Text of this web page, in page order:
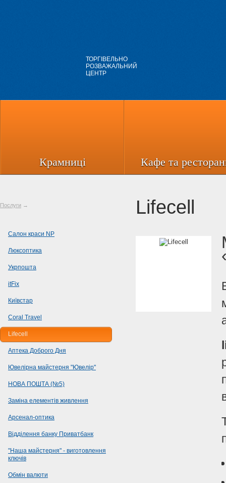
ТОРГІВЕЛЬНО
РОЗВАЖАЛЬНИЙ
ЦЕНТР
Крамниці Кафе та
Послуги →
Салон краси NP
Люксоптика
Укрпошта
itFix
Київстар
Coral Travel
Lifecell
Аптека Доброго Дня
Ювелірна майстерня "Ювелір"
НОВА ПОШТА (№5)
Заміна елементів живлення
Арсенал-оптика
Відділення банку Приватбанк
"Наша майстерня" - виготовлення
ключів
Обмін валюти
Lifecell